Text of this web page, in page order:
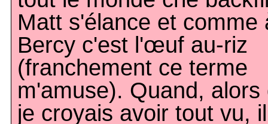
Matt s'élance et comme
Bercy c'est l'œuf au-riz
(franchement ce terme
m'amuse). Quand, alors
je croyais avoir tout vu, il